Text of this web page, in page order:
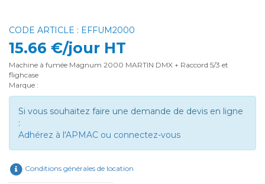
CODE ARTICLE : EFFUM2000
15.66 €/jour HT
Machine à fumée Magnum 2000 MARTIN DMX + Raccord 5/3 et
flighcase
Marque :
Si vous souhaitez faire une demande de devis en ligne
:
Adhérez à l'APMAC ou connectez-vous
Conditions générales de location